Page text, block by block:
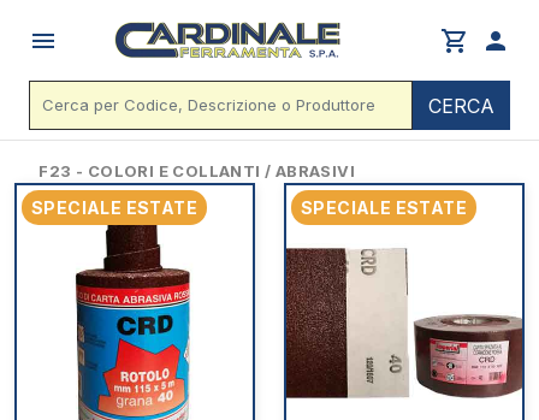
menu shopping_cart person
CERCA
F23 - COLORI E COLLANTI / ABRASIVI
SPECIALE ESTATE SPECIALE ESTATE